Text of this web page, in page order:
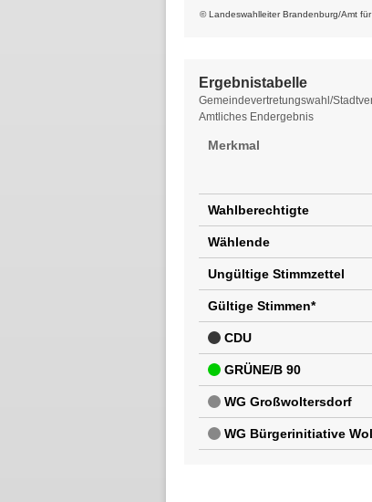
© Landeswahlleiter Brandenburg/Amt
Ergebnistabelle
Ergebnistabelle
Gemeindevertretungswahl/
Amtliches Endergebnis
Merkmal
Wahlberechtigte
Wählende
Ungültige Stimmzettel
Gültige Stimmen*
CDU
GRÜNE/B 90
WG Großwoltersdorf
WG Bürgerinitiative